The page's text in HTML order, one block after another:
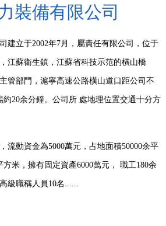
裝備有限公司
建立于2002年7月，屬責任有限公司，位于
江蘇衛生鎮，江蘇省科技示范的橫山橋
管部門，滬寧高速公路橫山道口距公司不
約20余分鐘。公司所 處地理位置交通十分方
流動資金為5000萬元，占地面積50000余平
米，擁有固定資產6000萬元， 職工180余
級職稱人員10名......